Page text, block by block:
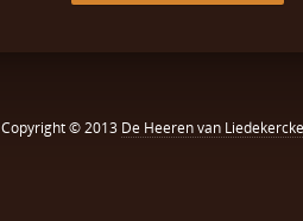
Copyright © 2013 De Heeren van Liedekercke